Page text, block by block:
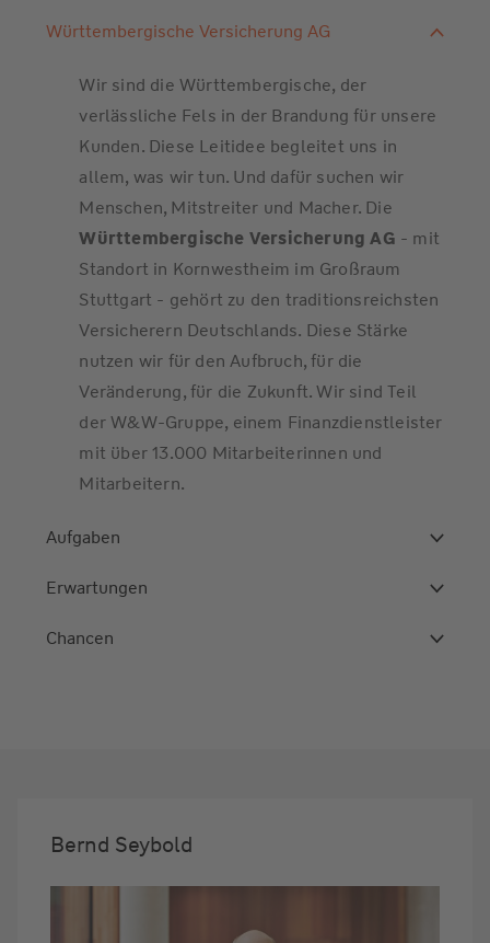
Württembergische Versicherung AG
Wir sind die Württembergische, der
verlässliche Fels in der Brandung für unsere
Kunden. Diese Leitidee begleitet uns in
allem, was wir tun. Und dafür suchen wir
Menschen, Mitstreiter und Macher. Die
Württembergische Versicherung AG - mit
Standort in Kornwestheim im Großraum
Stuttgart - gehört zu den traditionsreichsten
Versicherern Deutschlands. Diese Stärke
nutzen wir für den Aufbruch, für die
Veränderung, für die Zukunft. Wir sind Teil
der W&W-Gruppe, einem Finanzdienstleister
mit über 13.000 Mitarbeiterinnen und
Mitarbeitern.
Aufgaben
Erwartungen
Chancen
Bernd Seybold